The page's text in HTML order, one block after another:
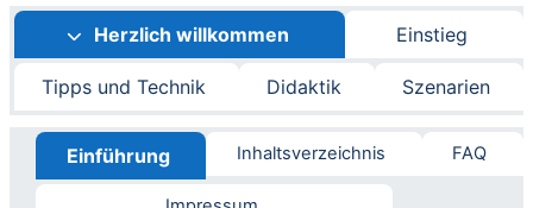
Abschnittsübersicht
Herzlich willkommen Einstieg
Tipps und Technik Didaktik Szenarien
Einführung Inhaltsverzeichnis FAQ